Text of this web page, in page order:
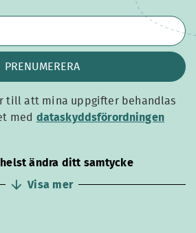
PRENUMERERA
till att mina uppgifter behandlas
med dataskyddsförordningen
dataskyddsförordningen
helst ändra ditt samtycke
Visa mer